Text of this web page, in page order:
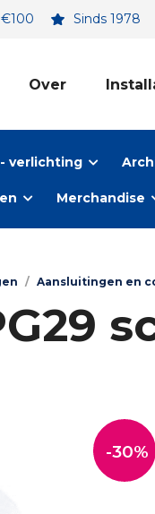
Sinds 1978
Over
verlichting
Merchandise
/ Aansluitingen en
-30%